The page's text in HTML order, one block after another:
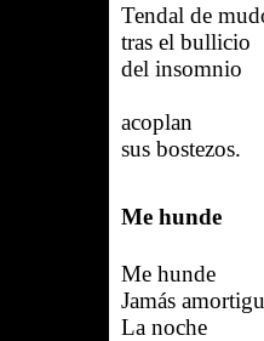
Tendal de
tras el bullicio
del insomnio
acoplan
sus bostezos.
Me hunde
Me hunde
Jamás
La noche